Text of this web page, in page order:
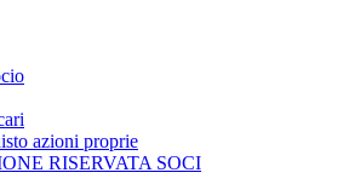
azioni proprie
RISERVATA SOCI